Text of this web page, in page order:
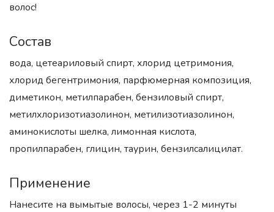
волос!
Состав
вода, цетеариловый спирт, хлорид цетримония,
хлорид бегентримония, парфюмерная композиция,
диметикон, метилпарабен, бензиловый спирт,
метилхлоризотиазолинон, метилизотиазолинон,
аминокислоты шелка, лимонная кислота,
пропилпарабен, глицин, таурин, бензилсалицилат.
Применение
Нанесите на вымытые волосы, через 1-2 минуты